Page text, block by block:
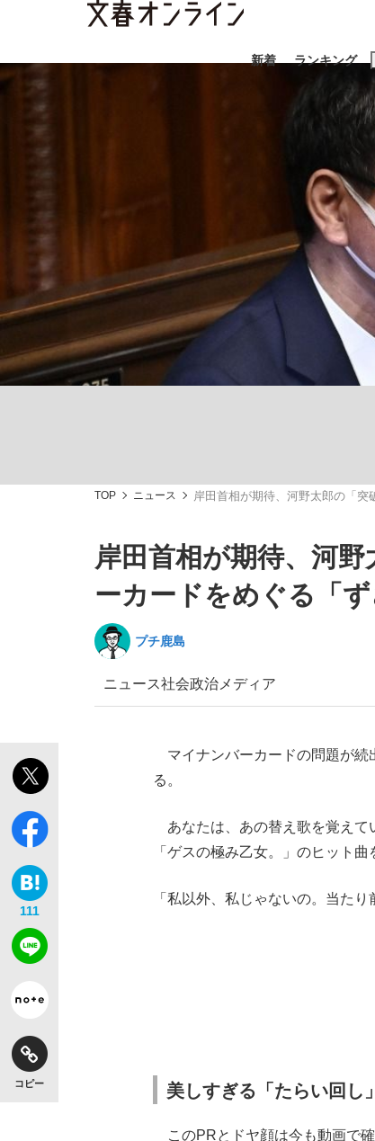
新着 ランキング
ニ
大阪税関が見つけた中国向け「ニセ
「善か悪かはどちらでもいい」リアル
終戦から81年
私のあのとき、私のいま
キングの誕生を、目撃せよ。
おすす
#高市早苗
#玉木雄
TOP ニュース 岸田首相が期待、河野太郎の「
岸田首相が期待、河
ーカードをめぐる「ず
プチ鹿島
ニュース社会政治 メディア
111
コピー
マイナンバーカードの問題が続
る。
あなたは、あの替え歌を覚えて
「ゲスの極み乙女。」のヒット曲
「私以外、私じゃないの。当た
美しすぎる「たらい回し」
このPRとドヤ顔は今も動画で